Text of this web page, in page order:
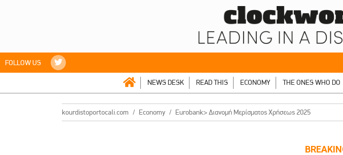
FOLLOW US
NEWS DESK READ THIS ECONOMY THE ONES WHO DO
kourdistoportocali.com Economy Eurobank> Διανομή Μερίσματος Χρήσεως 2025